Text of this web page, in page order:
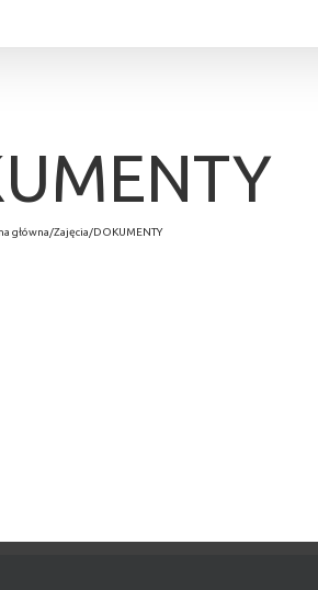
główna/Zajęcia/DOKUMENTY